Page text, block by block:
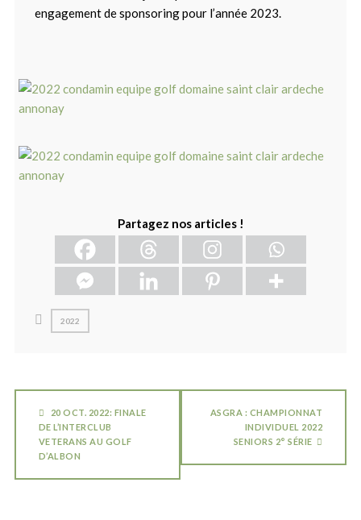
engagement de sponsoring pour l’année 2023.
Partagez nos articles !
2022
20 OCT. 2022: FINALE
DE L’INTERCLUB
VETERANS AU GOLF
D’ALBON
ASGRA : CHAMPIONNAT
INDIVIDUEL 2022
SENIORS 2° SÉRIE